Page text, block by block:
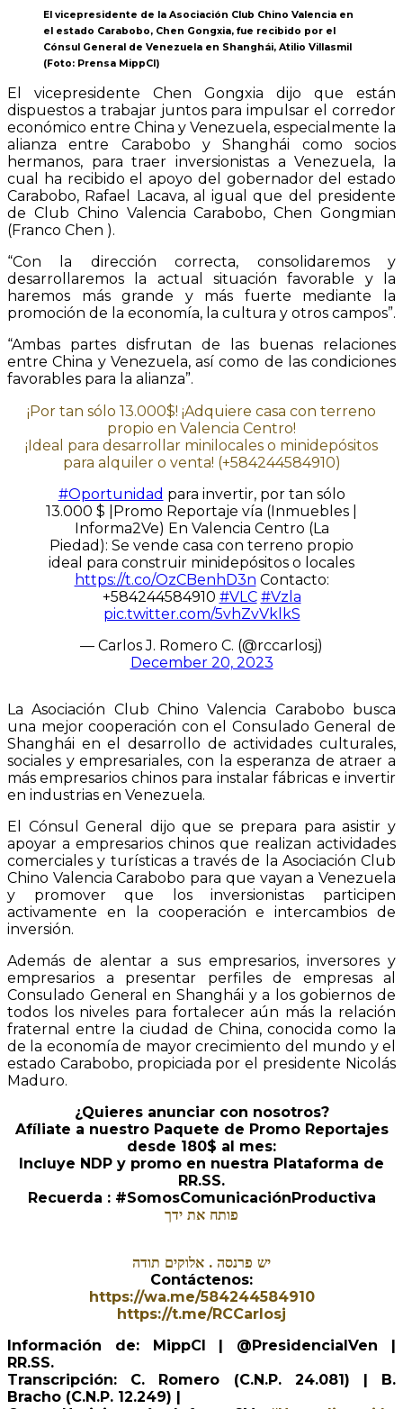
El vicepresidente de la Asociación Club Chino Valencia en
el estado Carabobo, Chen Gongxia, fue recibido por el
Cónsul General de Venezuela en Shanghái, Atilio Villasmil
(Foto: Prensa MippCI)
El vicepresidente Chen Gongxia dijo que están
dispuestos a trabajar juntos para impulsar el corredor
económico entre China y Venezuela, especialmente la
alianza entre Carabobo y Shanghái como socios
hermanos, para traer inversionistas a Venezuela, la
cual ha recibido el apoyo del gobernador del estado
Carabobo, Rafael Lacava, al igual que del presidente
de Club Chino Valencia Carabobo, Chen Gongmian
(Franco Chen ).
“Con la dirección correcta, consolidaremos y
desarrollaremos la actual situación favorable y la
haremos más grande y más fuerte mediante la
promoción de la economía, la cultura y otros campos”.
“Ambas partes disfrutan de las buenas relaciones
entre China y Venezuela, así como de las condiciones
favorables para la alianza”.
¡Por tan sólo 13.000$! ¡Adquiere casa con terreno
propio en Valencia Centro!
¡Ideal para desarrollar minilocales o minidepósitos
para alquiler o venta! (+584244584910)
#Oportunidad para invertir, por tan sólo
13.000 $ |Promo Reportaje vía (Inmuebles |
Informa2Ve) En Valencia Centro (La
Piedad): Se vende casa con terreno propio
ideal para construir minidepósitos o locales
https://t.co/OzCBenhD3n Contacto:
+584244584910 #VLC #Vzla
pic.twitter.com/5vhZvVklkS
— Carlos J. Romero C. (@rccarlosj)
December 20, 2023
La Asociación Club Chino Valencia Carabobo busca
una mejor cooperación con el Consulado General de
Shanghái en el desarrollo de actividades culturales,
sociales y empresariales, con la esperanza de atraer a
más empresarios chinos para instalar fábricas e invertir
en industrias en Venezuela.
El Cónsul General dijo que se prepara para asistir y
apoyar a empresarios chinos que realizan actividades
comerciales y turísticas a través de la Asociación Club
Chino Valencia Carabobo para que vayan a Venezuela
y promover que los inversionistas participen
activamente en la cooperación e intercambios de
inversión.
Además de alentar a sus empresarios, inversores y
empresarios a presentar perfiles de empresas al
Consulado General en Shanghái y a los gobiernos de
todos los niveles para fortalecer aún más la relación
fraternal entre la ciudad de China, conocida como la
de la economía de mayor crecimiento del mundo y el
estado Carabobo, propiciada por el presidente Nicolás
Maduro.
¿Quieres anunciar con nosotros?
Afíliate a nuestro Paquete de Promo Reportajes
desde 180$ al mes:
Incluye NDP y promo en nuestra Plataforma de
RR.SS.
Recuerda : #SomosComunicaciónProductiva
פותח את ידך
יש פרנסה . אלוקים תודה
Contáctenos:
https://wa.me/584244584910
https://t.me/RCCarlosj
Información de: MippCI | @PresidencialVen |
RR.SS.
Transcripción: C. Romero (C.N.P. 24.081) | B.
Bracho (C.N.P. 12.249) |